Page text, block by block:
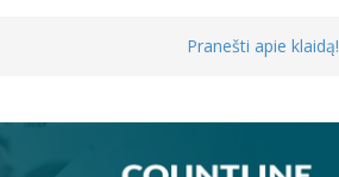
Pranešti apie klaidą!